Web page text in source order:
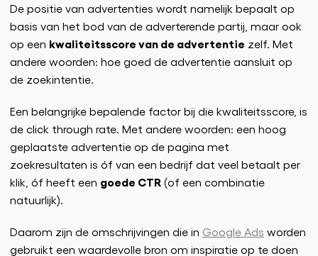
De positie van advertenties wordt namelijk bepaalt op
basis van het bod van de adverterende partij, maar ook
op een kwaliteitsscore van de advertentie zelf. Met
andere woorden: hoe goed de advertentie aansluit op
de zoekintentie.
Een belangrijke bepalende factor bij die kwaliteitsscore, is
de click through rate. Met andere woorden: een hoog
geplaatste advertentie op de pagina met
zoekresultaten is óf van een bedrijf dat veel betaalt per
klik, óf heeft een goede CTR (of een combinatie
natuurlijk).
Daarom zijn de omschrijvingen die in Google Ads worden
gebruikt een waardevolle bron om inspiratie op te doen